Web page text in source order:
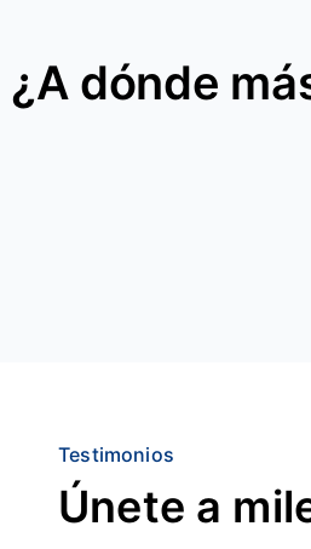
¿A dónde
Testimonios
Únete a